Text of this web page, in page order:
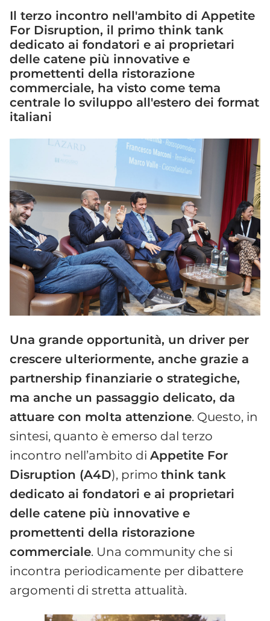
Il terzo incontro nell'ambito di Appetite
For Disruption, il primo think tank
dedicato ai fondatori e ai proprietari
delle catene più innovative e
promettenti della ristorazione
commerciale, ha visto come tema
centrale lo sviluppo all'estero dei format
italiani
Una grande opportunità, un driver per
crescere ulteriormente, anche grazie a
partnership finanziarie o strategiche,
ma anche un passaggio delicato, da
attuare con molta attenzione. Questo, in
sintesi, quanto è emerso dal terzo
incontro nell’ambito di Appetite For
Disruption (A4D), primo think tank
dedicato ai fondatori e ai proprietari
delle catene più innovative e
promettenti della ristorazione
commerciale. Una community che si
incontra periodicamente per dibattere
argomenti di stretta attualità.